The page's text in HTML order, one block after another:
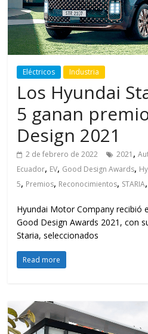
Eléctricos Industria
Los Hyundai
5 ganan
Design 2021
2 de febrero de 2022 2021 ,
Ecuador, EV, Good Design Awards,
5, Premios, Reconocimientos, STARIA
Hyundai Motor Company recibió
Good Design Awards 2021, con
Staria, seleccionados
Read more